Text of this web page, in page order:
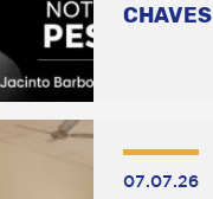
CHAVES
07.07.26